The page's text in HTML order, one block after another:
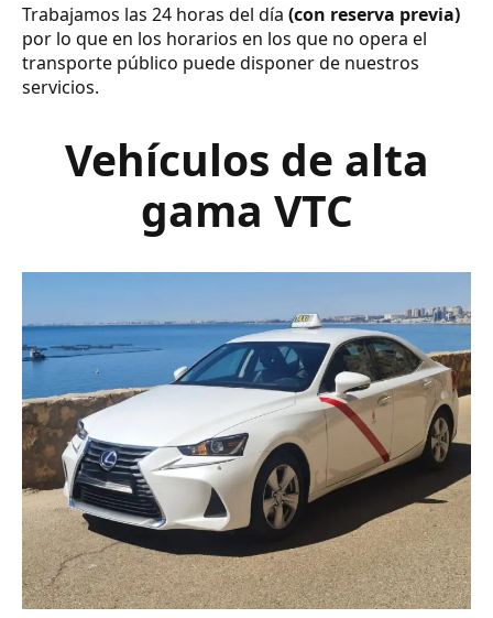
Trabajamos las 24 horas del día (con reserva previa)
por lo que en los horarios en los que no opera el
transporte público puede disponer de nuestros
servicios.
Vehículos de alta
gama VTC